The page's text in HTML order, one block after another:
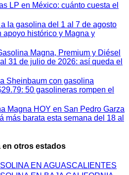
LP en México: cuánto cuesta el
la gasolina del 1 al 7 de agosto
apoyo histórico y Magna y
Magna, Premium y Diésel
31 de julio de 2026: así queda el
Sheinbaum con gasolina
50 gasolineras rompen el
Magna HOY en San Pedro Garza
más barata esta semana del 18 al
en otros estados
EN AGUASCALIENTES